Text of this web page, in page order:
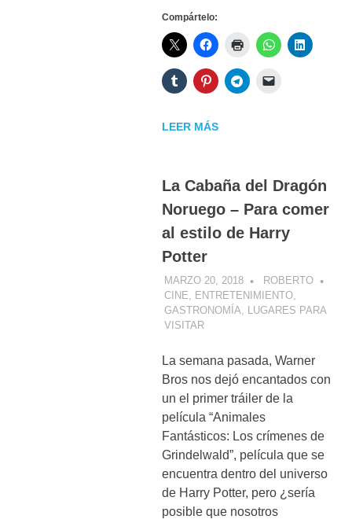
Compártelo:
LEER MÁS
La Cabaña del Dragón
Noruego – Para comer
al estilo de Harry
Potter
MARZO 20, 2018
ROBERTO
CINE, ENTRETENIMIENTO,
GASTRONOMÍA, LUGARES PARA
VISITAR
La semana pasada, Warner
Bros nos dejó encantados con
un el primer tráiler de la
película “Animales
Fantásticos: Los crímenes de
Grindelwald”, película que se
encuentra dentro del universo
de Harry Potter, pero ¿sería
posible que nosotros